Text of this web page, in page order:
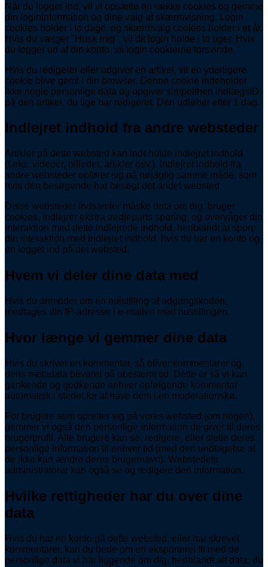
Når du logger ind, vil vi opsætte en række cookies og gemme
din logininformation og dine valg af skærmvisning. Login
cookies holder i to dage, og skærmvalg cookies holder i et år.
Hvis du vælger "Husk mig", vil dit login holde i to uger. Hvis
du logger ud af din konto, vil login cookierne forsvinde.
Hvis du redigerer eller udgiver en artikel, vil en yderligere
cookie blive gemt i din browser. Denne cookie indeholder
ikke nogle personlige data og opgiver simpelthen indlægsID
på den artikel, du lige har redigeret. Den udløber efter 1 dag.
Indlejret indhold fra andre websteder
Artikler på dette websted kan indeholde indlejret indhold
(f.eks. videoer, billeder, artikler osv.). Indlejret indhold fra
andre websteder opfører sig på nøjagtig samme måde, som
hvis den besøgende har besøgt det andet websted.
Disse websteder indsamler måske data om dig, bruger
cookies, indlejrer ekstra tredjeparts sporing, og overvåger din
interaktion med dette indlejrede indhold, heriblandt at spore
din interaktion med indlejret indhold, hvis du har en konto og
en logget ind på det websted.
Hvem vi deler dine data med
Hvis du anmoder om en nulstilling af adgangskoden,
medtages din IP-adresse i e-mailen med nustillingen.
Hvor længe vi gemmer dine data
Hvis du skriver en kommentar, så bliver kommentarer og
dens metadata bevaret på ubestemt tid. Dette er så vi kan
genkende og godkende enhver opfølgende kommentar
automatisk i stedet for at have dem i en moderationskø.
For brugere som opretter sig på vores websted (om nogen),
gemmer vi også den personlige information de giver til deres
brugerprofil. Alle brugere kan se, redigere, eller slette deres
personlige information til enhver tid (med den undtagelse at
de ikke kan ændre deres brugernavn). Webstedets
administratorer kan også se og redigere den information.
Hvilke rettigheder har du over dine
data
Hvis du har en konto på dette websted, eller har skrevet
kommentarer, kan du bede om en eksporteret fil med de
personlige data vi har liggende om dig, heriblandt alt data, du